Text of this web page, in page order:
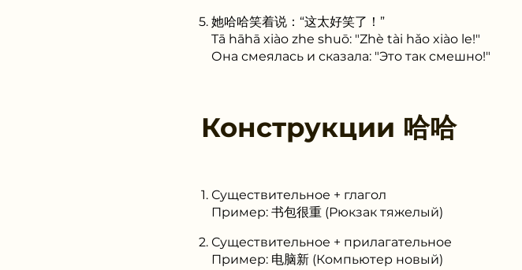
她哈哈笑着说：“这太好笑了！”
Tā hāhā xiào zhe shuō: "Zhè tài hǎo xiào le!"
Она смеялась и сказала: "Это так смешно!"
Конструкции 哈哈
Существительное + глагол
Пример: 书包很重 (Рюкзак тяжелый)
Существительное + прилагательное
Пример: 电脑新 (Компьютер новый)